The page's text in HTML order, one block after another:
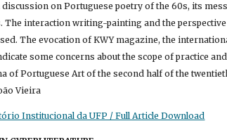
on Portuguese poetry of the 60s, its
The interaction writing-painting and the
The evocation of KWY magazine, the
some concerns about the scope of practice
of Portuguese Art of the second half of the
Vieira
Institucional da UFP / Full Article Download